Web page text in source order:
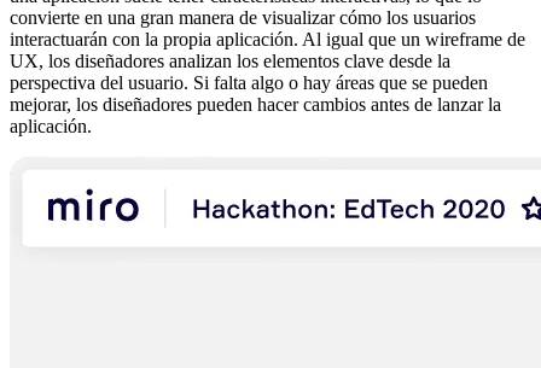
convierte en una gran manera de visualizar cómo los usuarios
interactuarán con la propia aplicación. Al igual que un wireframe de
UX, los diseñadores analizan los elementos clave desde la
perspectiva del usuario. Si falta algo o hay áreas que se pueden
mejorar, los diseñadores pueden hacer cambios antes de lanzar la
aplicación.